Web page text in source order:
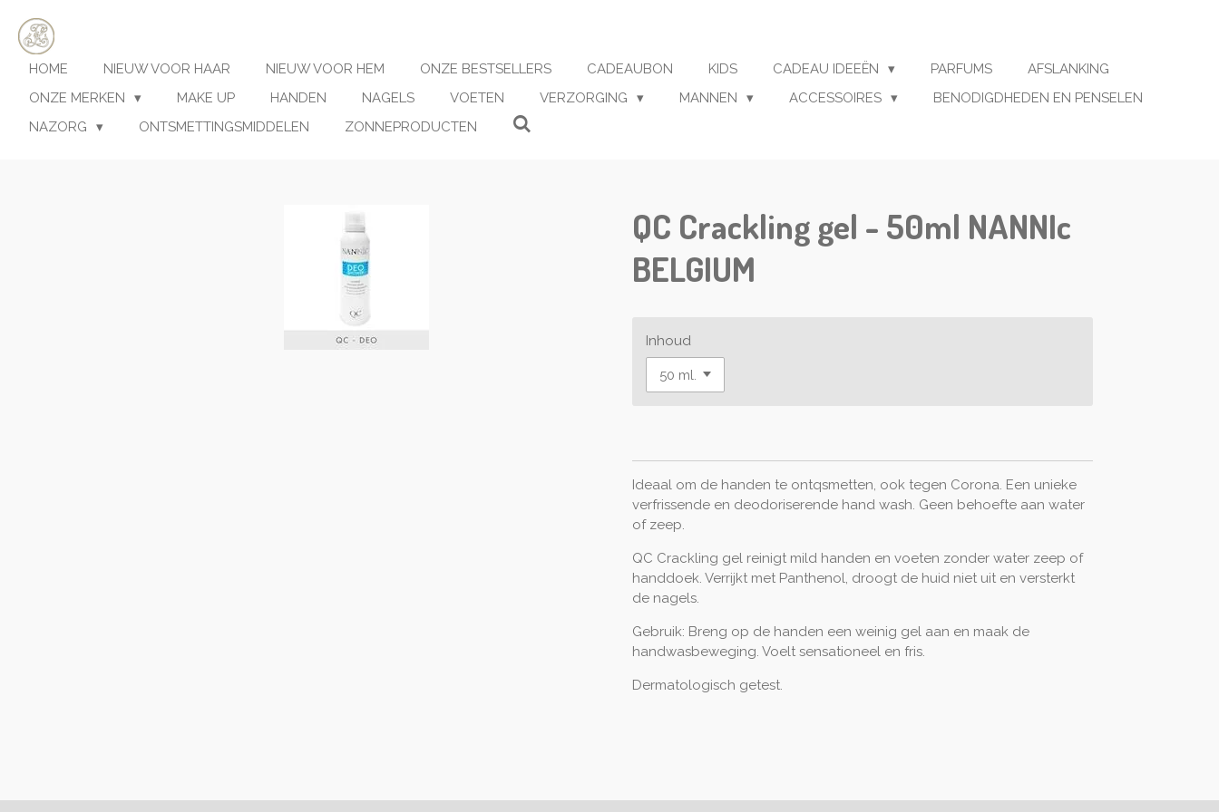
Ga
direct
naar
hoofdinhoud
HOME NIEUW VOOR HAAR NIEUW VOOR HEM ONZE BESTSELLERS CADEAUBON KIDS CADEAU IDEEËN PARFUMS
AFSLANKING
ONZE MERKEN
MAKE UP HANDEN NAGELS VOETEN VERZORGING MANNEN ACCESSOIRES
BENODIGDHEDEN EN PENSELEN
NAZORG
ONTSMETTINGSMIDDELEN ZONNEPRODUCTEN
QC Crackling gel - 50ml NANNIc
BELGIUM
Inhoud
Ideaal om de handen te ontqsmetten, ook tegen Corona. Een unieke
verfrissende en deodoriserende hand wash. Geen behoefte aan water
of zeep.
QC Crackling gel reinigt mild handen en voeten zonder water zeep of
handdoek. Verrijkt met Panthenol, droogt de huid niet uit en versterkt
de nagels.
​Gebruik: Breng op de handen een weinig gel aan en maak de
handwasbeweging. Voelt sensationeel en fris.
Dermatologisch getest.